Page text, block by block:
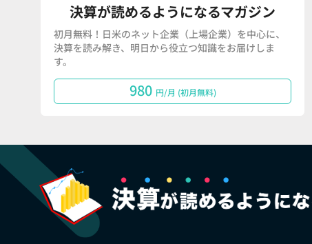
決算が読めるようになるマガジン
初月無料！日米のネット企業（上場企業）を中心に、
決算を読み解き、明日から役立つ知識をお届けしま
す。
980 円/月 (初月無料)